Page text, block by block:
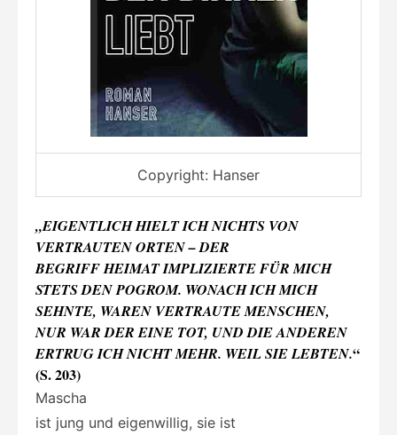
Copyright: Hanser
„EIGENTLICH HIELT ICH NICHTS VON
VERTRAUTEN ORTEN – DER
BEGRIFF HEIMAT IMPLIZIERTE FÜR MICH
STETS DEN POGROM. WONACH ICH MICH
SEHNTE, WAREN VERTRAUTE MENSCHEN,
NUR WAR DER EINE TOT, UND DIE ANDEREN
ERTRUG ICH NICHT MEHR. WEIL SIE LEBTEN.“
(S. 203)
Mascha
ist jung und eigenwillig, sie ist